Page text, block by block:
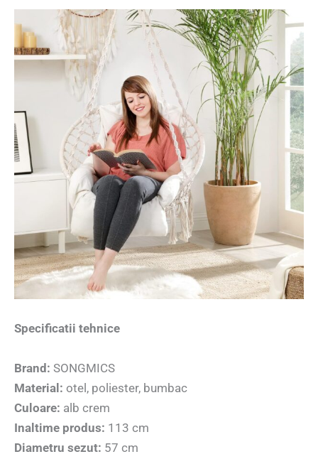
Specificatii tehnice
Brand: SONGMICS
Material: otel, poliester, bumbac
Culoare: alb crem
Inaltime produs: 113 cm
Diametru sezut: 57 cm